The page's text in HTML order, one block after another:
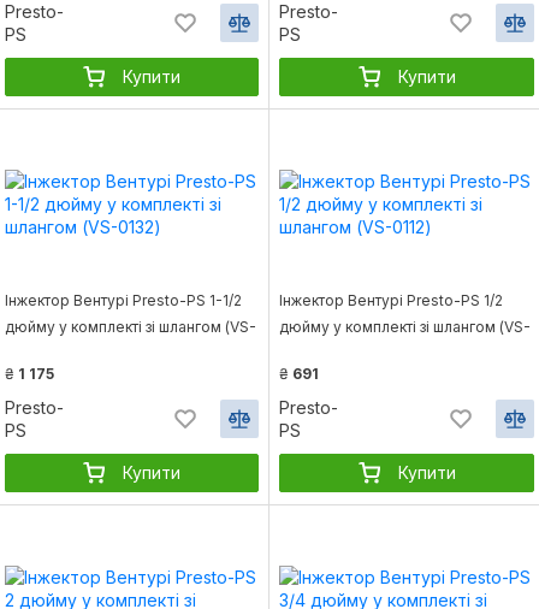
Presto-
PS
Купити
Presto-
PS
Купити
Інжектор Вентурі Presto-PS 1-1/2
дюйму у комплекті зі шлангом (VS-
₴ 1 175
Presto-
PS
Купити
Інжектор Вентурі Presto-PS 1/2
дюйму у комплекті зі шлангом (VS-
₴ 691
Presto-
PS
Купити